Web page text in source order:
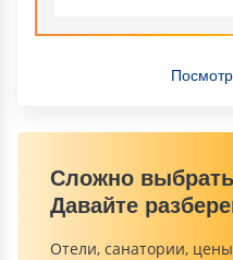
Сложно
Давайте
Отели, санатории,